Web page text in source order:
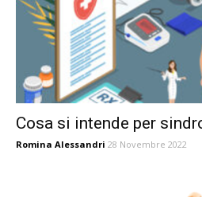
Cosa si intende per
Romina Alessandri 28 Novembre 2022